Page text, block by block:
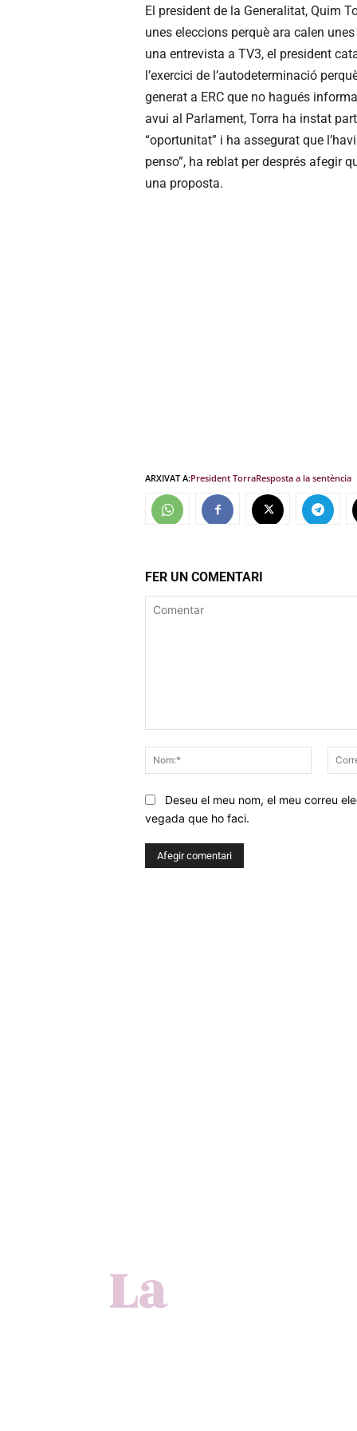
El president de la Generalitat, Quim
unes eleccions perquè ara calen
una entrevista a TV3, el president
l’exercici de l’autodeterminació
generat a ERC que no hagués
avui al Parlament, Torra ha instat
“oportunitat” i ha assegurat que
penso”, ha reblat per després afegir
una proposta.
ARXIVAT A:President TorraResposta a la sentència
FER UN COMENTARI
Nom:*
Deseu el meu nom, el meu correu
vegada que ho faci.